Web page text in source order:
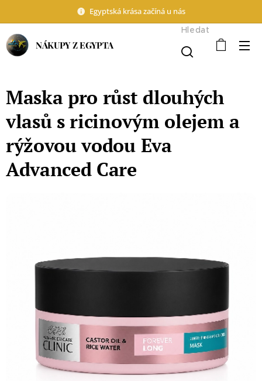
Egyptská krása začíná u nás
NÁKUPY Z EGYPTA
Hledat
Maska pro růst dlouhých
vlasů s ricinovým olejem a
rýžovou vodou Eva
Advanced Care